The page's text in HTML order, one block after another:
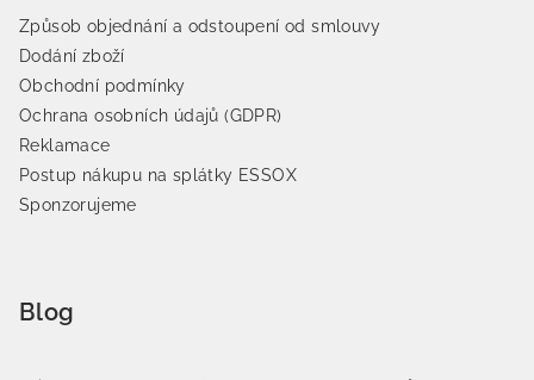
Způsob objednání a odstoupení od smlouvy
Dodání zboží
Obchodní podmínky
Ochrana osobních údajů (GDPR)
Reklamace
Postup nákupu na splátky ESSOX
Sponzorujeme
Blog